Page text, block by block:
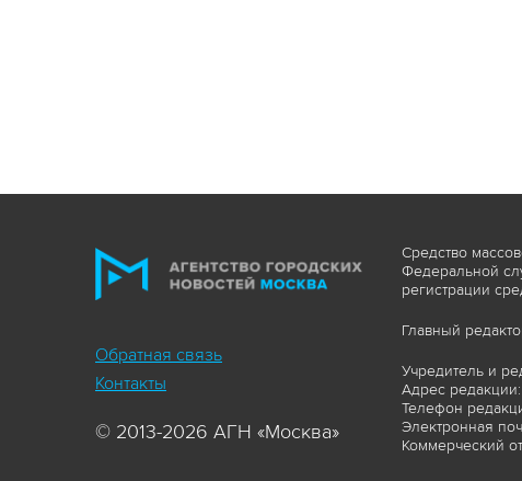
Обратная связь
Контакты
© 2013-2026 АГН «Москва»
Средство
Федеральной
регистрации
Главный
Учредитель и
Адрес
Телефон
Электронная
Коммерческий